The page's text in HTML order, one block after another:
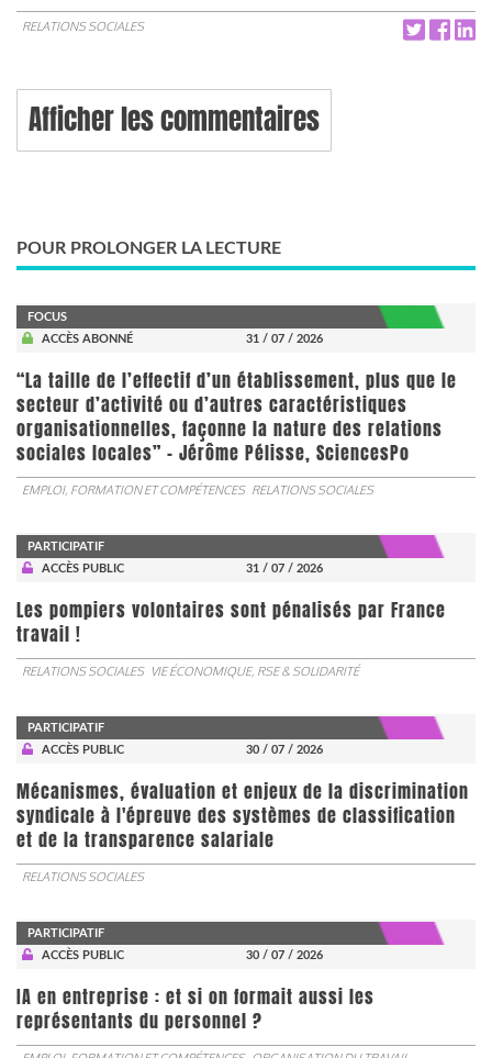
RELATIONS SOCIALES
Afficher les commentaires
POUR PROLONGER LA LECTURE
FOCUS
ACCÈS ABONNÉ
31 / 07 / 2026
“La taille de l’effectif d’un établissement, plus que le
secteur d’activité ou d’autres caractéristiques
organisationnelles, façonne la nature des relations
sociales locales” - Jérôme Pélisse, SciencesPo
EMPLOI, FORMATION ET COMPÉTENCES RELATIONS SOCIALES
PARTICIPATIF
ACCÈS PUBLIC
31 / 07 / 2026
Les pompiers volontaires sont pénalisés par France
travail !
RELATIONS SOCIALES VIE ÉCONOMIQUE, RSE & SOLIDARITÉ
PARTICIPATIF
ACCÈS PUBLIC
30 / 07 / 2026
Mécanismes, évaluation et enjeux de la discrimination
syndicale à l'épreuve des systèmes de classification
et de la transparence salariale
RELATIONS SOCIALES
PARTICIPATIF
ACCÈS PUBLIC
30 / 07 / 2026
IA en entreprise : et si on formait aussi les
représentants du personnel ?